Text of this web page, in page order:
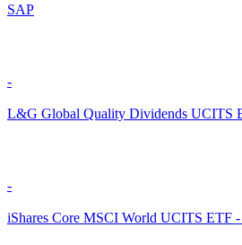
SAP
-
L&G Global Quality Dividends UCITS
-
iShares Core MSCI World UCITS ETF